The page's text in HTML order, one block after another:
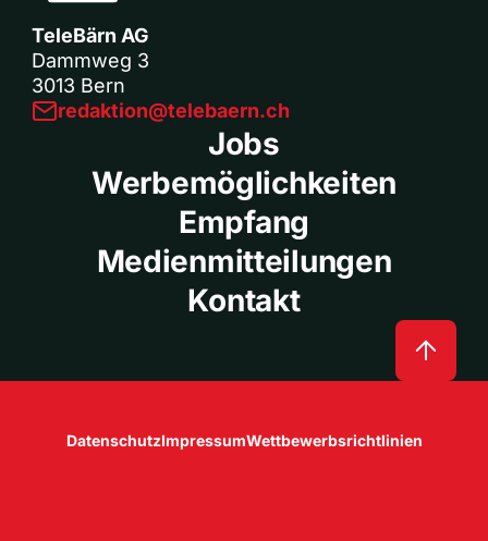
TeleBärn AG
Dammweg 3
3013 Bern
redaktion@telebaern.ch
Jobs
Werbemöglichkeiten
Empfang
Medienmitteilungen
Kontakt
DatenschutzImpressumWettbewerbsrichtlinien